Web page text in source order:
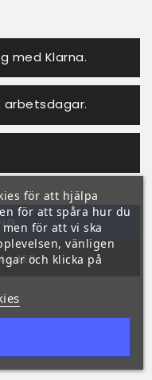
med Klarna.
arbetsdagar.
för att hjälpa
för att spåra hur du
för att vi ska
vänligen
och klicka på